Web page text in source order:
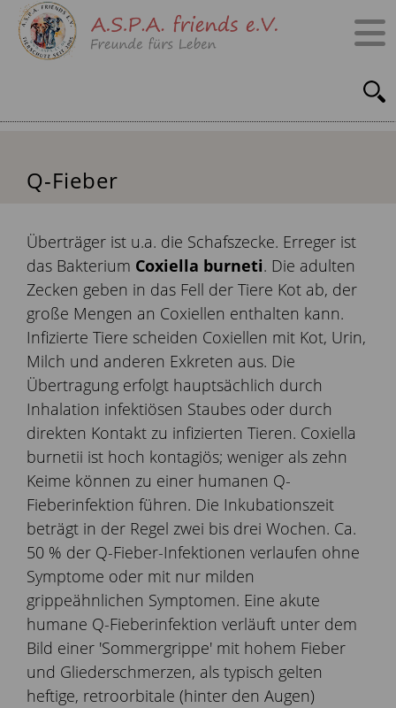
Q-Fieber
Überträger ist u.a. die Schafszecke. Erreger ist
das Bakterium Coxiella burneti. Die adulten
Zecken geben in das Fell der Tiere Kot ab, der
große Mengen an Coxiellen enthalten kann.
Infizierte Tiere scheiden Coxiellen mit Kot, Urin,
Milch und anderen Exkreten aus. Die
Übertragung erfolgt hauptsächlich durch
Inhalation infektiösen Staubes oder durch
direkten Kontakt zu infizierten Tieren. Coxiella
burnetii ist hoch kontagiös; weniger als zehn
Keime können zu einer humanen Q-
Fieberinfektion führen. Die Inkubationszeit
beträgt in der Regel zwei bis drei Wochen. Ca.
50 % der Q-Fieber-Infektionen verlaufen ohne
Symptome oder mit nur milden
grippeähnlichen Symptomen. Eine akute
humane Q-Fieberinfektion verläuft unter dem
Bild einer 'Sommergrippe' mit hohem Fieber
und Gliederschmerzen, als typisch gelten
heftige, retroorbitale (hinter den Augen)